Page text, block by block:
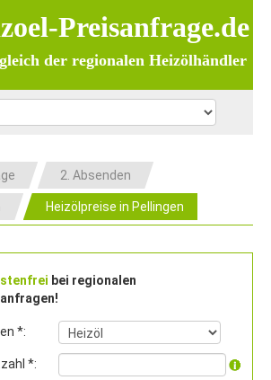
Preisanfrage.de
der regionalen Heizölhändler
2. Absenden
Heizölpreise in Pellingen
bei regionalen
*:
*: